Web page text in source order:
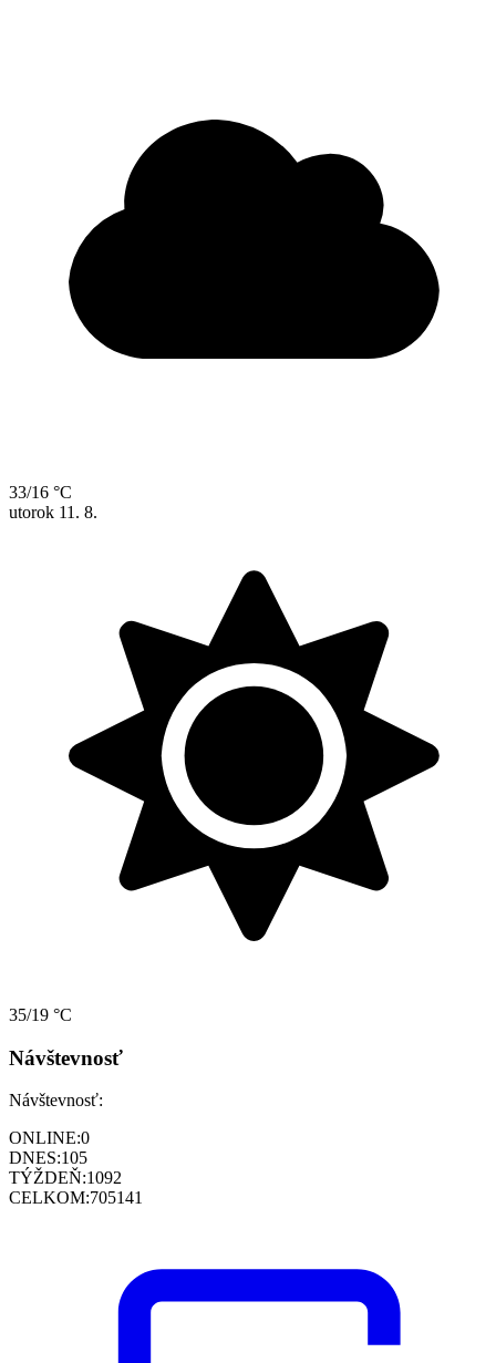
33/16 °C
utorok 11. 8.
35/19 °C
Návštevnosť
Návštevnosť:
ONLINE:0
DNES:105
TÝŽDEŇ:1092
CELKOM:705141